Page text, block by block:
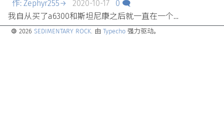
作: Zephyr255→ 2020-10-17
0 🗨
我自从买了a6300和斯坦尼康之后就一直在一个循环中挣扎：拍视频->上斯坦尼康->把肩带拆下来拍照片->手持怕摔->把肩带再装回去每天重复至少三次...这也是没有办法的事情嘛，谁叫我买了这台机器同时做摄影和摄像用途呢...然后我发现了这样一个好东西：Peak Design的肩带快扣!这玩意是这样子的：看起来超棒的一个设计...只可惜对我来说太贵了，148RMB一对虽说这样子的东西也有天朝仿制品，但是看评价似乎质量堪忧的样子然后我在翻着购物网站的时候它给我推了一个用登山扣的电脑包肩带想了一下之后...我明白了！这两个东西不是一样子的嘛...遂去附近的百货市场买了一对登山扣，装上去拆下来试试...拆装都超快的，甚至比PD店里面演示的还快而且这玩意还是全金属的！虽然是超薄的一层铝最重要的是这玩意的价格仅仅是Peak Design那玩意的0.054倍(^^所以说PD的快扣为什么那么受欢迎呢...大概就是因为它优雅一点罢看来我得更仔细地想一想怎么把我自己整的设计也弄优雅点了
🄯 2026SEDIMENTARY ROCK. 由Typecho 强力驱动。